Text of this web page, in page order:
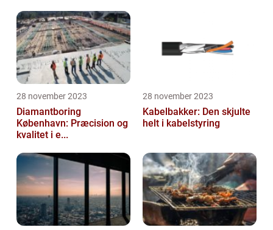
28 november 2023
Diamantboring
København: Præcision og
kvalitet i e...
28 november 2023
Kabelbakker: Den skjulte
helt i kabelstyring